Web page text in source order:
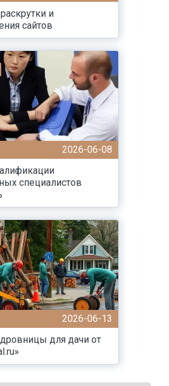
и
сайтов
2026-06-08
специалистов
2026-06-13
для дачи от